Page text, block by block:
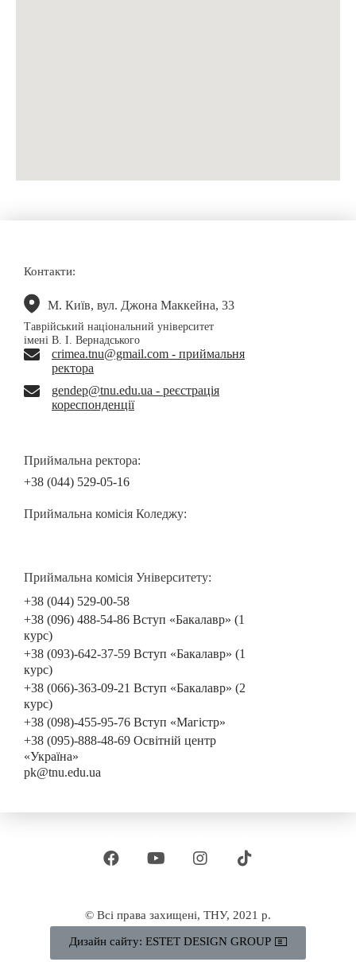
Контакти:
М. Київ, вул. Джона Маккейна, 33
Таврійський національний університет
імені В. І. Вернадського
crimea.tnu@gmail.com - приймальня
ректора
gendep@tnu.edu.ua - реєстрація
кореспонденції
Приймальна ректора:
+38 (044) 529-05-16
Приймальна комісія Коледжу:
Приймальна комісія Університету:
+38 (044) 529-00-58
+38 (096) 488-54-86 Вступ «Бакалавр» (1
курс)
+38 (093)-642-37-59 Вступ «Бакалавр» (1
курс)
+38 (066)-363-09-21 Вступ «Бакалавр» (2
курс)
+38 (098)-455-95-76 Вступ «Магістр»
+38 (095)-888-48-69 Освітній центр
«Україна»
pk@tnu.edu.ua
© Всі права захищені, ТНУ, 2021 р.
Дизайн сайту: ESTET DESIGN GROUP